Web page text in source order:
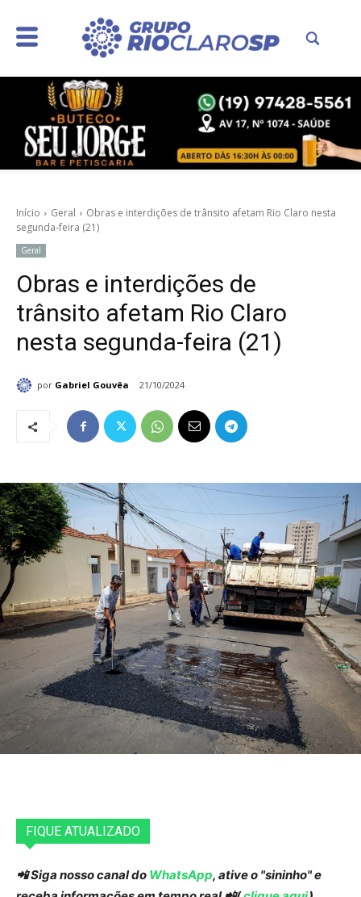
Início Geral
Obras e interdições de trânsito afetam Rio Claro nesta
segunda-feira (21)
Geral
Obras e interdições de
trânsito afetam Rio Claro
nesta segunda-feira (21)
por Gabriel Gouvêa 21/10/2024
FIQUE ATUALIZADO
📲 Siga nosso canal do WhatsApp, ative o "sininho" e